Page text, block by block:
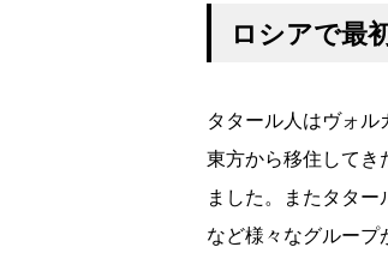
ロシアで最
タタール人はヴォ
東方から移住してき
ました。またタタ
など様々なグループ